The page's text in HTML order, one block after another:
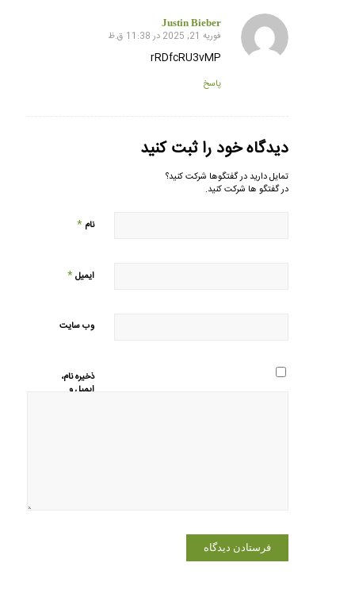
Justin Bieber
گفته:
فوریه 21, 2025 در 11:38 ق.ظ
rRDfcRU3vMP
پاسخ
دیدگاه خود را ثبت کنید
تمایل دارید در گفتگوها شرکت کنید؟
در گفتگو ها شرکت کنید.
نام *
ایمیل*
وب‌ سایت
ذخیره نام،
ایمیل و